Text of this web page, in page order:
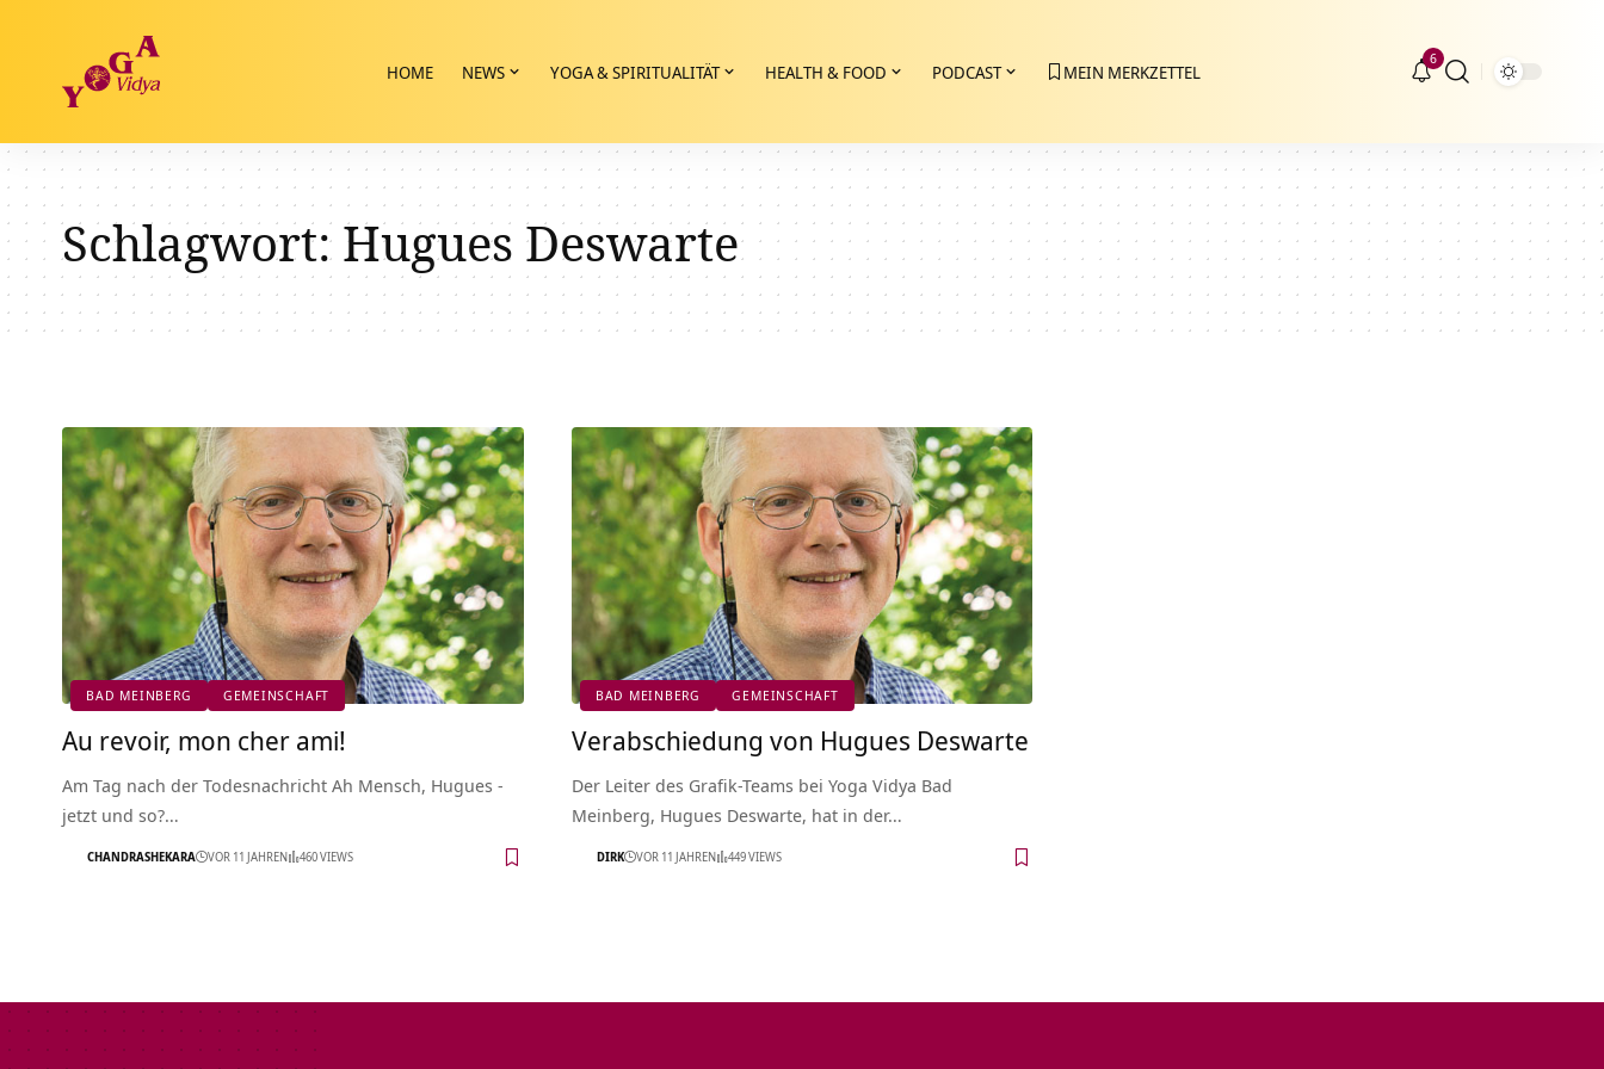
HOME NEWS YOGA & SPIRITUALITÄT HEALTH & FOOD PODCAST MEIN MERKZETTEL
6
Schlagwort:Hugues Deswarte
BAD MEINBERG GEMEINSCHAFT
Au revoir, mon cher ami!
Am Tag nach der Todesnachricht Ah Mensch, Hugues -
jetzt und so?…
CHANDRASHEKARA VOR 11 JAHREN 460 VIEWS
BAD MEINBERG GEMEINSCHAFT
Verabschiedung von Hugues Deswarte
Der Leiter des Grafik-Teams bei Yoga Vidya Bad
Meinberg, Hugues Deswarte, hat in der…
DIRK VOR 11 JAHREN 449 VIEWS